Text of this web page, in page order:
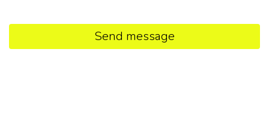
Send message